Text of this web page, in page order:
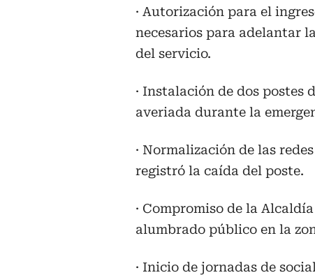
· Autorización para el
necesarios para adelantar
del servicio.
· Instalación de dos postes
averiada durante la
· Normalización de las
registró la caída del poste.
· Compromiso de la
alumbrado público en la
· Inicio de jornadas de